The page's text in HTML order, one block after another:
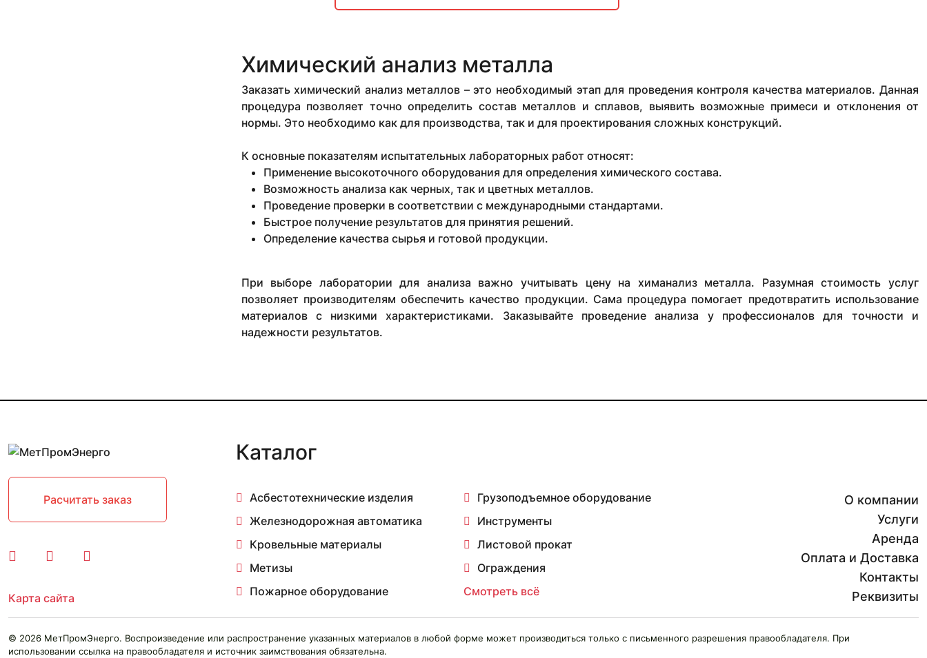
Химический анализ металла
Заказать химический анализ металлов – это необходимый этап для проведения контроля качества материалов. Данная
процедура позволяет точно определить состав металлов и сплавов, выявить возможные примеси и отклонения от
нормы. Это необходимо как для производства, так и для проектирования сложных конструкций.
К основные показателям испытательных лабораторных работ относят:
Применение высокоточного оборудования для определения химического состава.
Возможность анализа как черных, так и цветных металлов.
Проведение проверки в соответствии с международными стандартами.
Быстрое получение результатов для принятия решений.
Определение качества сырья и готовой продукции.
При выборе лаборатории для анализа важно учитывать цену на химанализ металла. Разумная стоимость услуг
позволяет производителям обеспечить качество продукции. Сама процедура помогает предотвратить использование
материалов с низкими характеристиками. Заказывайте проведение анализа у профессионалов для точности и
надежности результатов.
Расчитать заказ
Карта сайта
Каталог
Асбестотехнические изделия
Грузоподъемное оборудование
Железнодорожная автоматика
Инструменты
Кровельные материалы
Листовой прокат
Метизы
Ограждения
Пожарное оборудование
Смотреть всё
О компании
Услуги
Аренда
Оплата и Доставка
Контакты
Реквизиты
© 2026 МетПромЭнерго. Воспроизведение или распространение указанных материалов в любой форме может производиться только с письменного разрешения правообладателя. При
использовании ссылка на правообладателя и источник заимствования обязательна.